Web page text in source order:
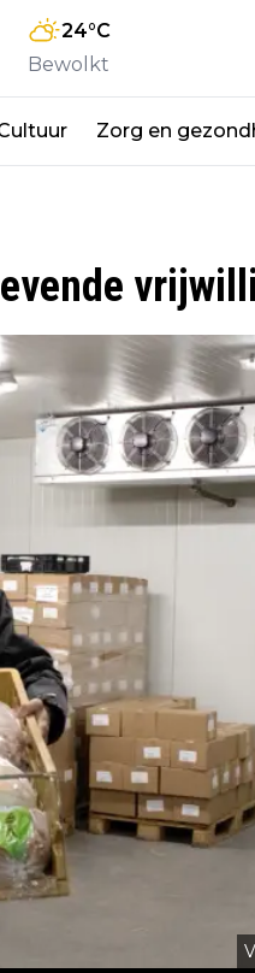
24°C
Bewolkt
Zorg en